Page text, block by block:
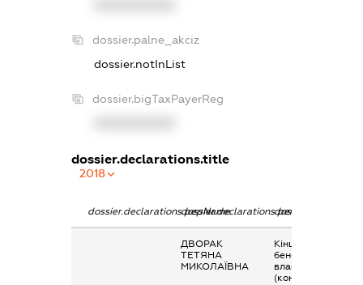
dossier.palne_akciz
dossier.notInList
dossier.bigTaxPayerReg
dossier.declarations.title
2018
dossier.declarations.pepNamedossier.declarations.personName
ДВОРАК
ТЕТЯНА
МИКОЛАЇВНА
Кінцевий
бенефіціарний
власник
(контролер)